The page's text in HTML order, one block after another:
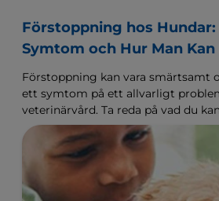
Förstoppning hos Hundar:
Symtom och Hur Man Kan
Förstoppning kan vara smärtsamt
ett symtom på ett allvarligt
veterinärvård. Ta reda på vad du
hjälpa hunden på Hill's Pet Sverige.